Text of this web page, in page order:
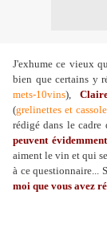
J'exhume ce vieux
bien que certains y
mets-10vins),
(grelinettes et
rédigé dans le cadre
peuvent
aiment le vin et qui
à ce questionnaire...
moi que vous avez